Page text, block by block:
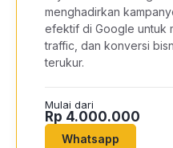
menghadirkan
efektif di Google untuk
traffic, dan konversi
terukur.
Mulai dari
Rp 4.000.000
Whatsapp